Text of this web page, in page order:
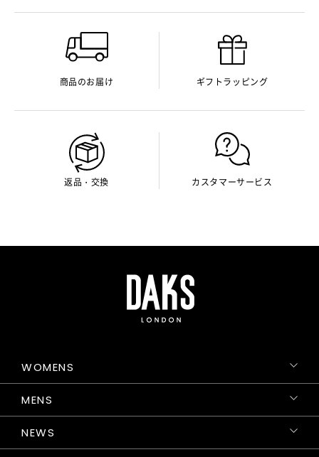
商品のお届け ギフトラッピング
返品・交換 カスタマーサービス
WOMENS
MENS
NEWS